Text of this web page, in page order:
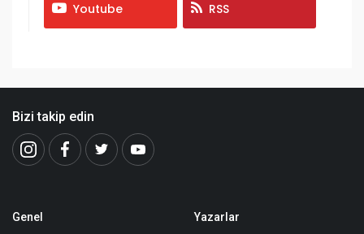
Youtube RSS
Bizi takip edin
Genel
Yazarlar